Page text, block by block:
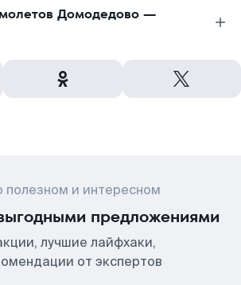
Домодедово —
полезном и интересном
предложениями
лучшие лайфхаки,
от экспертов